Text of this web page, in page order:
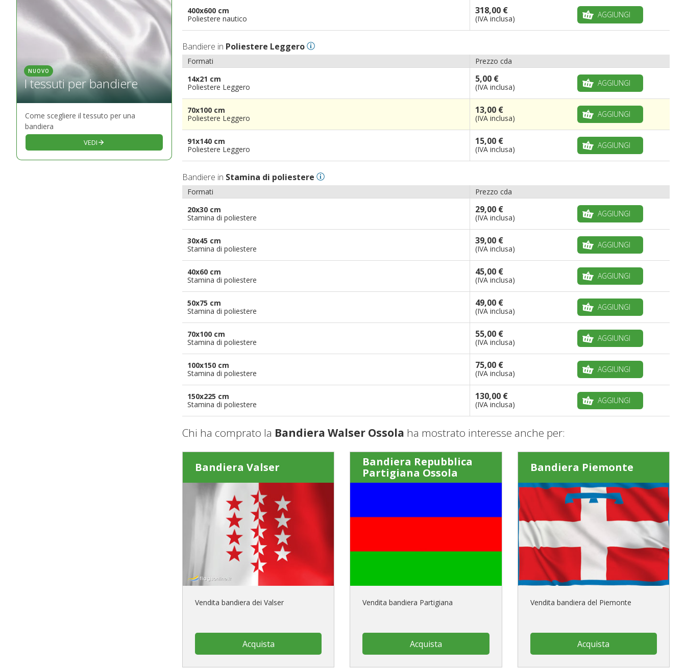
NUOVO
I tessuti per bandiere
Come scegliere il tessuto per una
bandiera
VEDI
400x600 cm
Poliestere nautico
318,00 €
(IVA inclusa) AGGIUNGI
Bandiere in Poliestere Leggero
Formati
Prezzo cda
14x21 cm
Poliestere Leggero
5,00 €
(IVA inclusa) AGGIUNGI
70x100 cm
Poliestere Leggero
13,00 €
(IVA inclusa) AGGIUNGI
91x140 cm
Poliestere Leggero
15,00 €
(IVA inclusa) AGGIUNGI
Bandiere in Stamina di poliestere
Formati
Prezzo cda
20x30 cm
Stamina di poliestere
29,00 €
(IVA inclusa) AGGIUNGI
30x45 cm
Stamina di poliestere
39,00 €
(IVA inclusa) AGGIUNGI
40x60 cm
Stamina di poliestere
45,00 €
(IVA inclusa) AGGIUNGI
50x75 cm
Stamina di poliestere
49,00 €
(IVA inclusa) AGGIUNGI
70x100 cm
Stamina di poliestere
55,00 €
(IVA inclusa) AGGIUNGI
100x150 cm
Stamina di poliestere
75,00 €
(IVA inclusa) AGGIUNGI
150x225 cm
Stamina di poliestere
130,00 €
(IVA inclusa) AGGIUNGI
Chi ha comprato la Bandiera Walser Ossola ha mostrato interesse anche per:
Bandiera Valser
Vendita bandiera dei Valser
Acquista
Bandiera Repubblica
Partigiana Ossola
Vendita bandiera Partigiana
Acquista
Bandiera Piemonte
Vendita bandiera del Piemonte
Acquista